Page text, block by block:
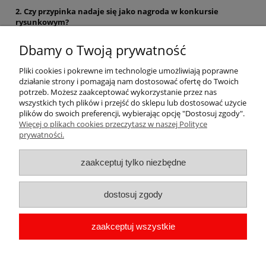
2. Czy przypinka nadaje się jako nagroda w konkursie
rysunkowym?
laureatów konkursów plastycznych lub zajęć artystycznych.
3. Czy przypinka jest odpowiednia do noszenia na co dzień?
Oczywiście — jej metalowa konstrukcja i mocne zapięcie
zapewniają komfort i trwałość podczas codziennego użytkowania.
Pomoc
Płatności i dostawa
Informacje
O nas
Dbamy o Twoją prywatność
Pliki cookies i pokrewne im technologie umożliwiają poprawne
działanie strony i pomagają nam dostosować ofertę do Twoich
potrzeb. Możesz zaakceptować wykorzystanie przez nas
wszystkich tych plików i przejść do sklepu lub dostosować użycie
plików do swoich preferencji, wybierając opcję "Dostosuj zgody".
Więcej o plikach cookies przeczytasz w naszej Polityce
prywatności.
zaakceptuj tylko niezbędne
dostosuj zgody
zaakceptuj wszystkie